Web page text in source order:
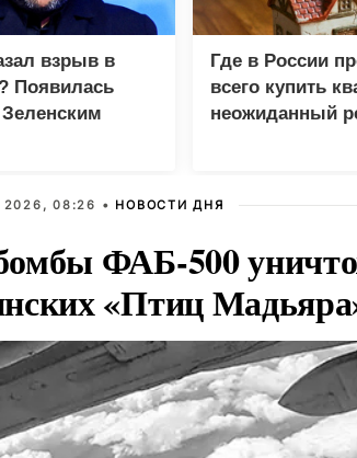
взрыв в
Появилась
Где в России
всего купить
неожиданный
08:26 • НОВОСТИ ДНЯ
ФАБ-500
«Птиц